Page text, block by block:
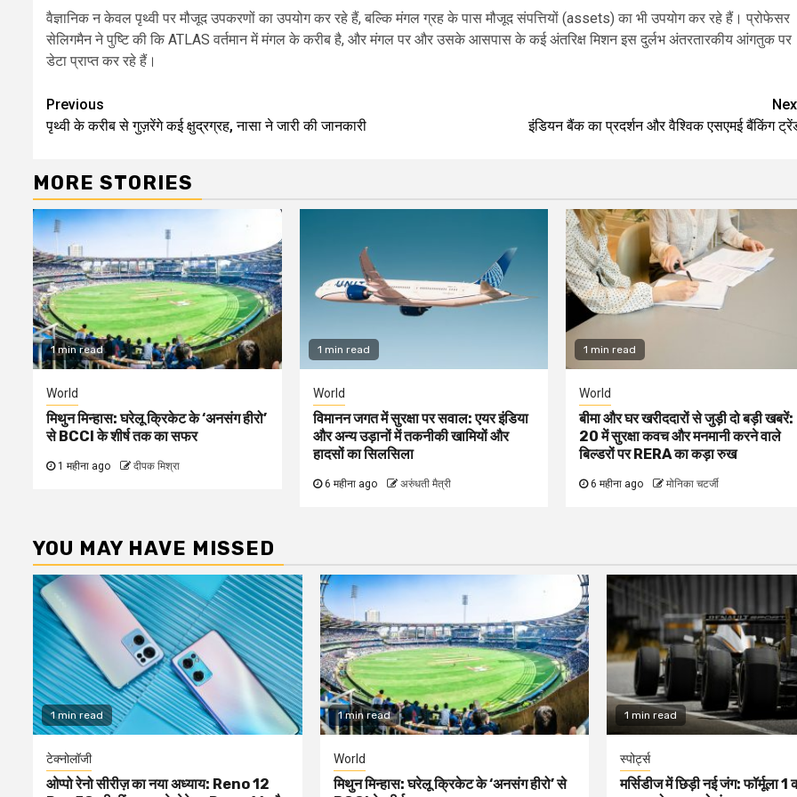
वैज्ञानिक न केवल पृथ्वी पर मौजूद उपकरणों का उपयोग कर रहे हैं, बल्कि मंगल ग्रह के पास मौजूद संपत्तियों (assets) का भी उपयोग कर रहे हैं। प्रोफेसर
सेलिगमैन ने पुष्टि की कि ATLAS वर्तमान में मंगल के करीब है, और मंगल पर और उसके आसपास के कई अंतरिक्ष मिशन इस दुर्लभ अंतरतारकीय आंगतुक पर
डेटा प्राप्त कर रहे हैं।
Continue
Reading
Previous
पृथ्वी के करीब से गुज़रेंगे कई क्षुद्रग्रह, नासा ने जारी की जानकारी
इंडियन बैंक का प्रदर्शन और वैश्विक एसएमई बैंकिंग
MORE STORIES
1 min read
World
मिथुन मिन्हास: घरेलू क्रिकेट के ‘अनसंग हीरो’
से BCCI के शीर्ष तक का सफर
1 महीना ago दीपक मिश्रा
1 min read
World
विमानन जगत में सुरक्षा पर सवाल: एयर इंडिया
और अन्य उड़ानों में तकनीकी खामियों और
हादसों का सिलसिला
6 महीना ago अरुंधती मैत्री
1 min read
World
बीमा और घर खरीददारों से जुड़ी दो बड़ी खबरें:
₹20 में सुरक्षा कवच और मनमानी करने वाले
बिल्डरों पर RERA का कड़ा रुख
6 महीना ago मोनिका चटर्जी
YOU MAY HAVE MISSED
1 min read
टेक्नोलॉजी
ओप्पो रेनो सीरीज़ का नया अध्याय: Reno 12
1 min read
World
मिथुन मिन्हास: घरेलू क्रिकेट के ‘अनसंग हीरो’ से
1 min read
स्पोर्ट्स
मर्सिडीज में छिड़ी नई जंग: फॉर्मूला 1